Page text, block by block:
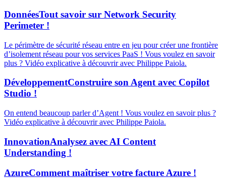
DonnéesTout savoir sur Network Security
Perimeter !
Le périmètre de sécurité réseau entre en jeu pour créer une frontière
d’isolement réseau pour vos services PaaS ! Vous voulez en savoir
plus ? Vidéo explicative à découvrir avec Philippe Paiola.
DéveloppementConstruire son Agent avec Copilot
Studio !
On entend beaucoup parler d’Agent ! Vous voulez en savoir plus ?
Vidéo explicative à découvrir avec Philippe Paiola.
InnovationAnalysez avec AI Content
Understanding !
AzureComment maîtriser votre facture Azure !